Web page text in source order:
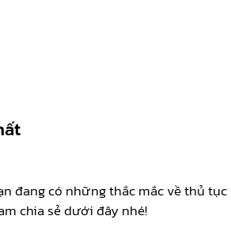
đang có những thắc mắc về thủ tục
chia sẻ dưới đây nhé!